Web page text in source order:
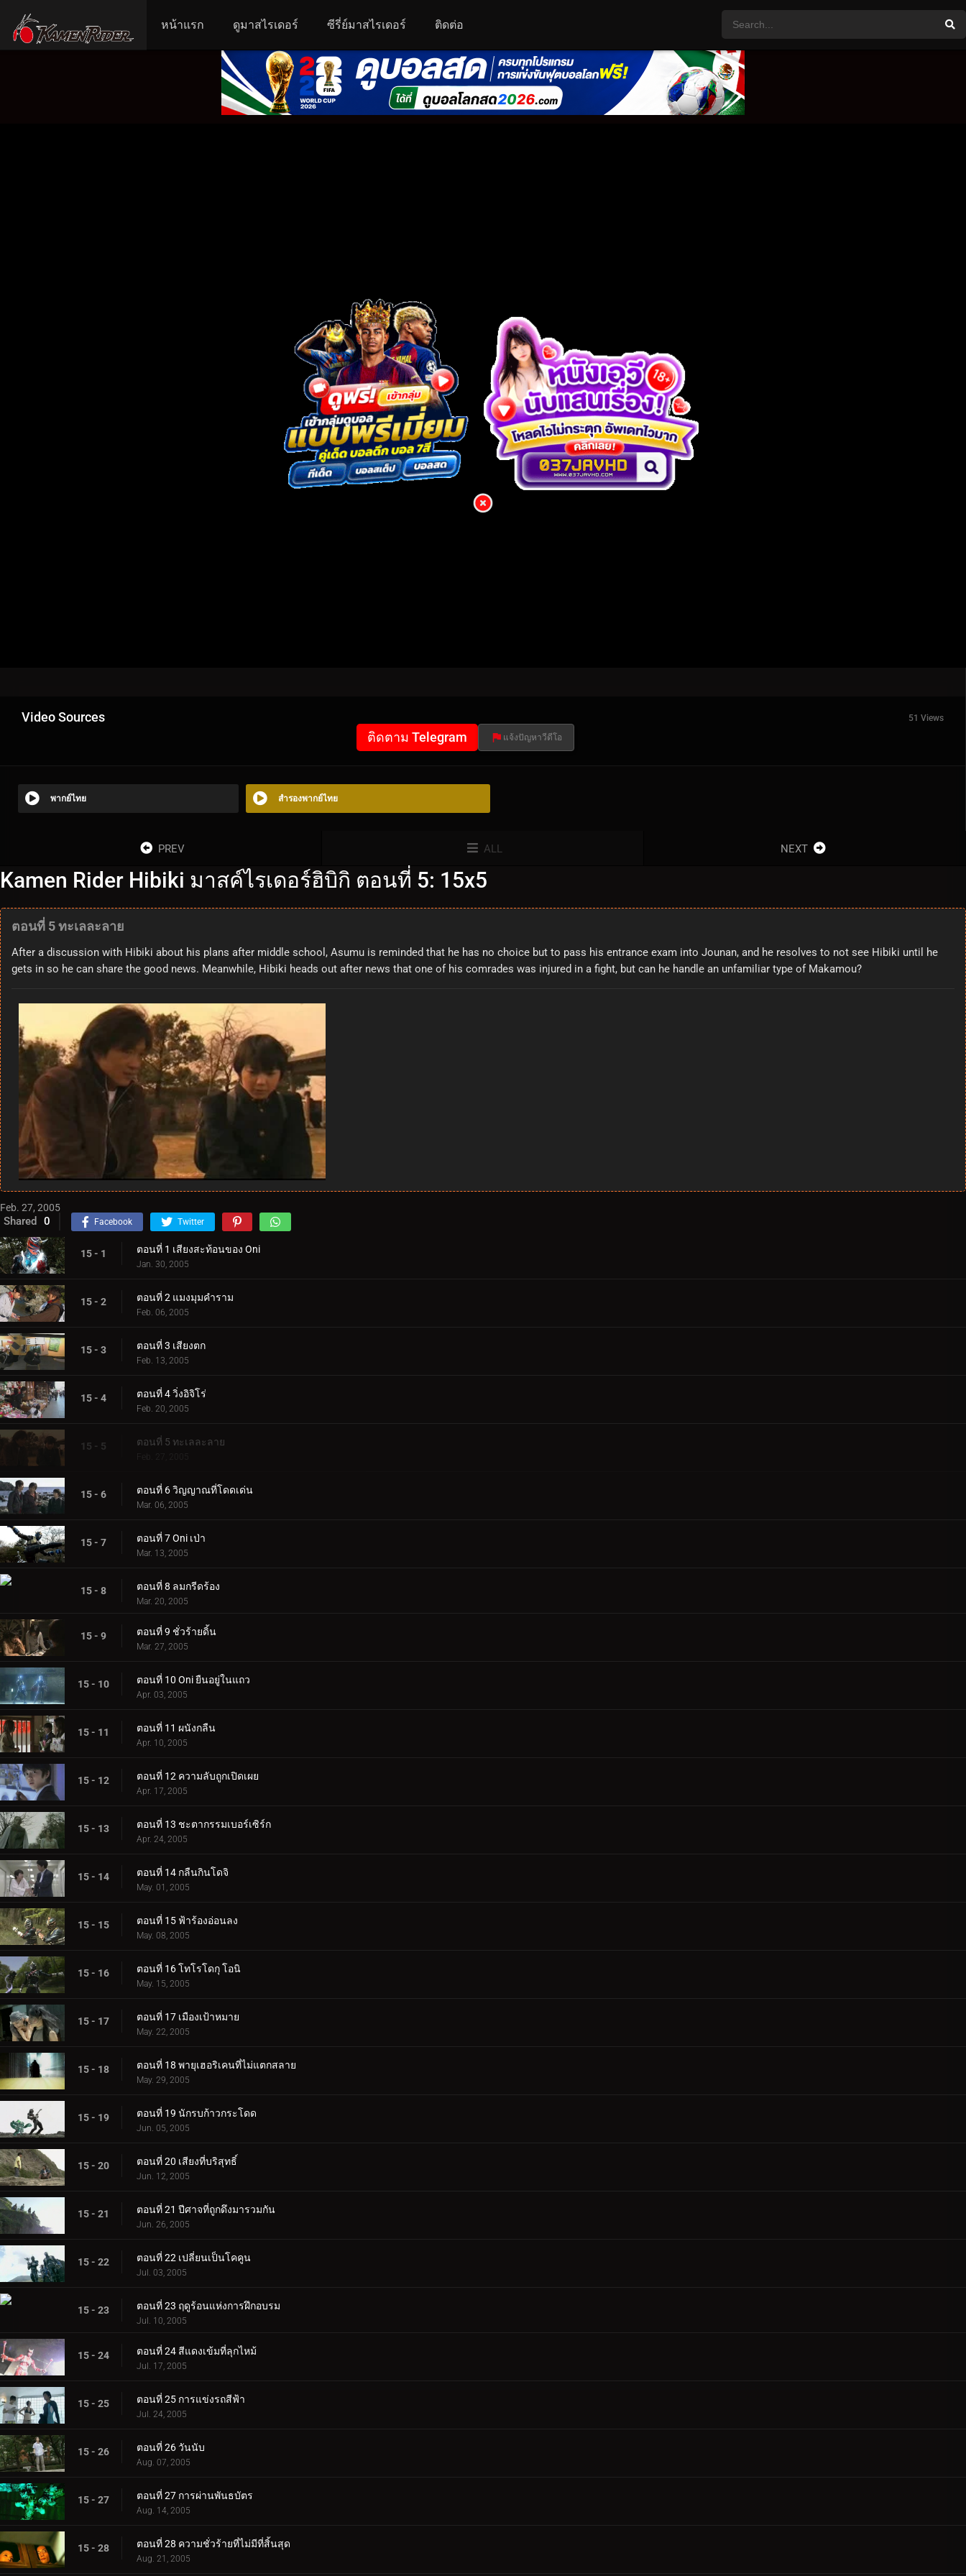
หน้าแรก ดูมาสไรเดอร์ ซีรี่ย์มาสไรเดอร์ ติดต่อ
Video Sources 51 Views
ติดตาม Telegram แจ้งปัญหาวีดีโอ
พากย์ไทย สำรองพากย์ไทย
PREV ALL NEXT
Kamen Rider Hibiki มาสค์ไรเดอร์ฮิบิกิ ตอนที่ 5: 15x5
ตอนที่ 5 ทะเลละลาย
After a discussion with Hibiki about his plans after middle school, Asumu is reminded that he has no choice but to pass his entrance exam into Jounan, and he resolves to not see Hibiki until he
gets in so he can share the good news. Meanwhile, Hibiki heads out after news that one of his comrades was injured in a fight, but can he handle an unfamiliar type of Makamou?
Feb. 27, 2005
Shared 0 Facebook Twitter
15 - 1 ตอนที่ 1 เสียงสะท้อนของ Oni
Jan. 30, 2005
15 - 2 ตอนที่ 2 แมงมุมคำราม
Feb. 06, 2005
15 - 3 ตอนที่ 3 เสียงตก
Feb. 13, 2005
15 - 4 ตอนที่ 4 วิ่งอิจิโร่
Feb. 20, 2005
15 - 5 ตอนที่ 5 ทะเลละลาย
Feb. 27, 2005
15 - 6 ตอนที่ 6 วิญญาณที่โดดเด่น
Mar. 06, 2005
15 - 7 ตอนที่ 7 Oni เป่า
Mar. 13, 2005
15 - 8 ตอนที่ 8 ลมกรีดร้อง
Mar. 20, 2005
15 - 9 ตอนที่ 9 ชั่วร้ายดิ้น
Mar. 27, 2005
15 - 10 ตอนที่ 10 Oni ยืนอยู่ในแถว
Apr. 03, 2005
15 - 11 ตอนที่ 11 ผนังกลืน
Apr. 10, 2005
15 - 12 ตอนที่ 12 ความลับถูกเปิดเผย
Apr. 17, 2005
15 - 13 ตอนที่ 13 ชะตากรรมเบอร์เซิร์ก
Apr. 24, 2005
15 - 14 ตอนที่ 14 กลืนกินโดจิ
May. 01, 2005
15 - 15 ตอนที่ 15 ฟ้าร้องอ่อนลง
May. 08, 2005
15 - 16 ตอนที่ 16 โทโรโดกุ โอนิ
May. 15, 2005
15 - 17 ตอนที่ 17 เมืองเป้าหมาย
May. 22, 2005
15 - 18 ตอนที่ 18 พายุเฮอริเคนที่ไม่แตกสลาย
May. 29, 2005
15 - 19 ตอนที่ 19 นักรบก้าวกระโดด
Jun. 05, 2005
15 - 20 ตอนที่ 20 เสียงที่บริสุทธิ์
Jun. 12, 2005
15 - 21 ตอนที่ 21 ปีศาจที่ถูกดึงมารวมกัน
Jun. 26, 2005
15 - 22 ตอนที่ 22 เปลี่ยนเป็นโคคูน
Jul. 03, 2005
15 - 23 ตอนที่ 23 ฤดูร้อนแห่งการฝึกอบรม
Jul. 10, 2005
15 - 24 ตอนที่ 24 สีแดงเข้มที่ลุกไหม้
Jul. 17, 2005
15 - 25 ตอนที่ 25 การแข่งรถสีฟ้า
Jul. 24, 2005
15 - 26 ตอนที่ 26 วันนับ
Aug. 07, 2005
15 - 27 ตอนที่ 27 การผ่านพันธบัตร
Aug. 14, 2005
15 - 28 ตอนที่ 28 ความชั่วร้ายที่ไม่มีที่สิ้นสุด
Aug. 21, 2005